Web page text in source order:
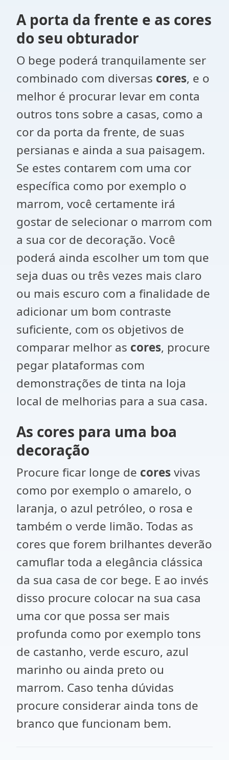
A porta da frente e as cores
do seu obturador
O bege poderá tranquilamente ser
combinado com diversas cores, e o
melhor é procurar levar em conta
outros tons sobre a casas, como a
cor da porta da frente, de suas
persianas e ainda a sua paisagem.
Se estes contarem com uma cor
específica como por exemplo o
marrom, você certamente irá
gostar de selecionar o marrom com
a sua cor de decoração. Você
poderá ainda escolher um tom que
seja duas ou três vezes mais claro
ou mais escuro com a finalidade de
adicionar um bom contraste
suficiente, com os objetivos de
comparar melhor as cores, procure
pegar plataformas com
demonstrações de tinta na loja
local de melhorias para a sua casa.
As cores para uma boa
decoração
Procure ficar longe de coresvivas
como por exemplo o amarelo, o
laranja, o azul petróleo, o rosa e
também o verde limão. Todas as
cores que forem brilhantes deverão
camuflar toda a elegância clássica
da sua casa de cor bege. E ao invés
disso procure colocar na sua casa
uma cor que possa ser mais
profunda como por exemplo tons
de castanho, verde escuro, azul
marinho ou ainda preto ou
marrom. Caso tenha dúvidas
procure considerar ainda tons de
branco que funcionam bem.